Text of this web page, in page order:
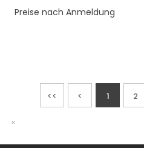
Preise nach Anmeldung
<< < 1 2